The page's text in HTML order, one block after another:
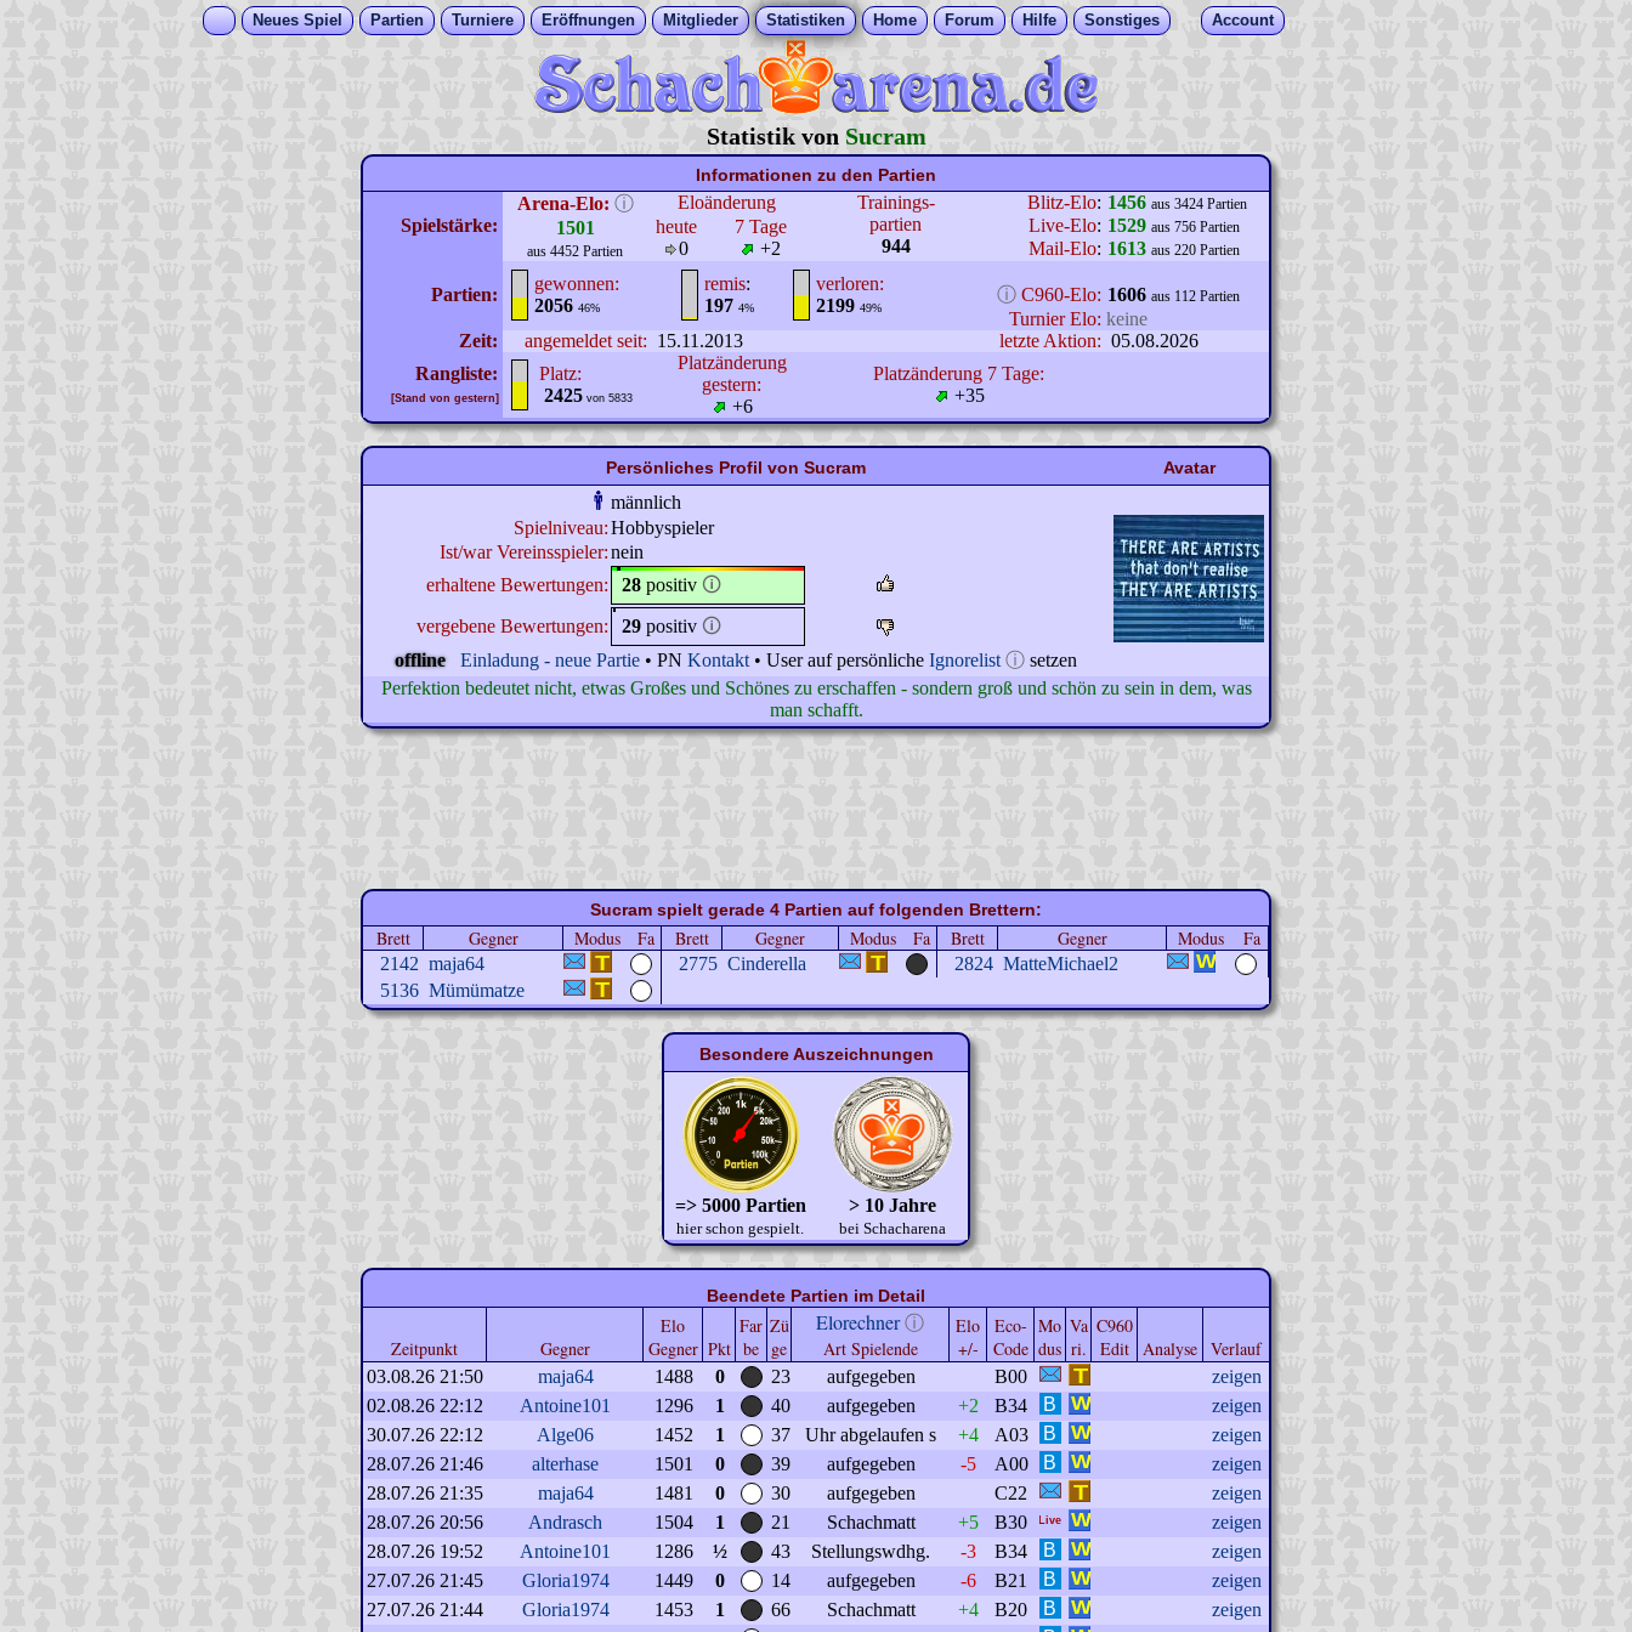
Neues Spiel Partien Turniere Eröffnungen Mitglieder Statistiken Home Forum Hilfe Sonstiges Account
Statistik von Sucram
Informationen zu den Partien
Spielstärke:
Arena-Elo: ⓘ
1501
aus 4452 Partien
Eloänderung
Trainings-
partien
944
Blitz-Elo: 1456 aus 3424 Partien
heute
0
7 Tage
+2
Live-Elo: 1529 aus 756 Partien
Mail-Elo: 1613 aus 220 Partien
Partien:
gewonnen:
2056 46%
remis:
197 4%
verloren:
2199 49%
ⓘ C960-Elo: 1606 aus 112 Partien
Turnier Elo: keine
Zeit:
angemeldet seit: 15.11.2013 letzte Aktion: 05.08.2026
Rangliste:
[Stand von gestern]
Platz:
2425 von 5833
Platzänderung
gestern:
+6
Platzänderung 7 Tage:
+35
Persönliches Profil von Sucram Avatar
männlich
Spielniveau:Hobbyspieler
Ist/war Vereinsspieler:nein
erhaltene Bewertungen:
28 positiv 🛈
vergebene Bewertungen:
29 positiv 🛈
offline
Einladung - neue Partie • PN Kontakt • User auf persönliche Ignorelist ⓘ setzen
Perfektion bedeutet nicht, etwas Großes und Schönes zu erschaffen - sondern groß und schön zu sein in dem, was
man schafft.
Sucram spielt gerade 4 Partien auf folgenden Brettern:
Brett Gegner Modus Fa Brett Gegner Modus Fa Brett Gegner Modus Fa
2142 maja64 2775 Cinderella 2824 MatteMichael2
5136 Mümümatze
Besondere Auszeichnungen
=> 5000 Partien
hier schon gespielt.
> 10 Jahre
bei Schacharena
Beendete Partien im Detail
Zeitpunkt Gegner
Elo
Gegner Pkt
Far
be
Zü
ge
Elorechnerⓘ
Art Spielende
Elo
+/-
Eco-
Code
Mo
dus
Va
ri.
C960
Edit
Analyse Verlauf
03.08.26 21:50 maja64 1488 0 23 aufgegeben B00
zeigen
02.08.26 22:12
Antoine101 1296 1 40 aufgegeben +2 B34
zeigen
30.07.26 22:12
Alge06 1452 1 37 Uhr abgelaufen s +4 A03
zeigen
28.07.26 21:46
alterhase 1501 0 39 aufgegeben -5 A00
zeigen
28.07.26 21:35
maja64 1481 0 30 aufgegeben C22
zeigen
28.07.26 20:56
Andrasch 1504 1 21 Schachmatt +5 B30
zeigen
28.07.26 19:52
Antoine101 1286 ½ 43 Stellungswdhg. -3 B34
zeigen
27.07.26 21:45
Gloria1974 1449 0 14 aufgegeben -6 B21
zeigen
27.07.26 21:44
Gloria1974 1453 1 66 Schachmatt +4 B20
zeigen